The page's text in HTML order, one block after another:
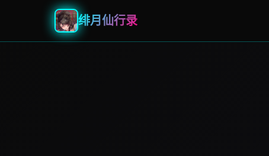
绯月仙行录